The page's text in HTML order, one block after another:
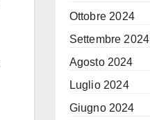
Ottobre 2024
Settembre 2024
Agosto 2024
Luglio 2024
Giugno 2024